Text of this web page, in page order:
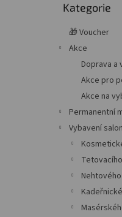
kategorie
Kategorie
🎁 Voucher
Akce
Doprava a
Akce pro
Akce na
Permanentní
Vybavení